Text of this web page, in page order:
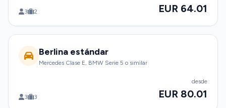
3 2 EUR 64.01
Berlina estándar
Mercedes Clase E, BMW Serie 5 o similar
3 3
desde
EUR 80.01